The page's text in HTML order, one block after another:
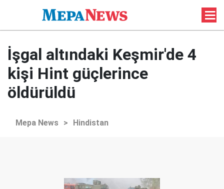
İşgal altındaki Keşmir'de 4
kişi Hint güçlerince
öldürüldü
Mepa News > Hindistan